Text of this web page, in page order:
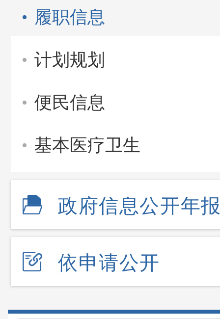
履职信息
计划规划
便民信息
基本医疗卫生
政府信息公开年
依申请公开